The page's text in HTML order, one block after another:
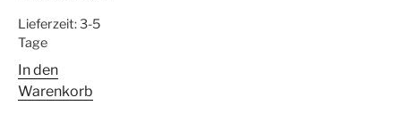
Lieferzeit:3-5
Tage
In den
Warenkorb